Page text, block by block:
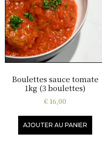
Boulettes sauce tomate
1kg (3 boulettes)
€16,00
AJOUTER AU PANIER